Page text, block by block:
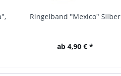
Ringelband "Mexico" Silber
ab 4,90 € *